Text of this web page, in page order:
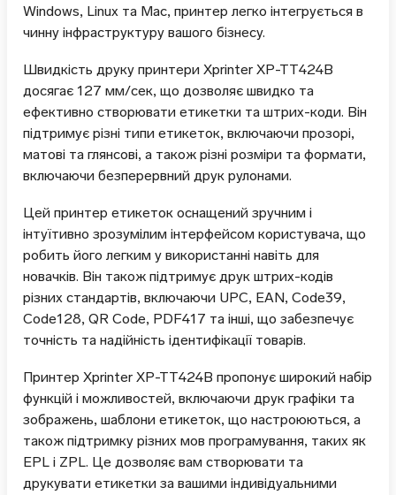
Windows, Linux та Mac, принтер легко інтегрується в
чинну інфраструктуру вашого бізнесу.
Швидкість друку принтери Xprinter XP-TT424B
досягає 127 мм/сек, що дозволяє швидко та
ефективно створювати етикетки та штрих-коди. Він
підтримує різні типи етикеток, включаючи прозорі,
матові та глянсові, а також різні розміри та формати,
включаючи безперервний друк рулонами.
Цей принтер етикеток оснащений зручним і
інтуїтивно зрозумілим інтерфейсом користувача, що
робить його легким у використанні навіть для
новачків. Він також підтримує друк штрих-кодів
різних стандартів, включаючи UPC, EAN, Code39,
Code128, QR Code, PDF417 та інші, що забезпечує
точність та надійність ідентифікації товарів.
Принтер Xprinter XP-TT424B пропонує широкий набір
функцій і можливостей, включаючи друк графіки та
зображень, шаблони етикеток, що настроюються, а
також підтримку різних мов програмування, таких як
EPL і ZPL. Це дозволяє вам створювати та
друкувати етикетки за вашими індивідуальними